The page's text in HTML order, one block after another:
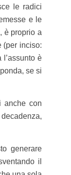
le radici
e le
è proprio a
(per inciso:
l’assunto è
se si
anche con
generare
il